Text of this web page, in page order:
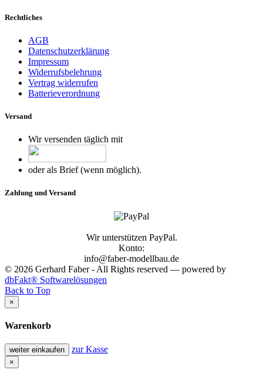
Rechtliches
AGB
Datenschutzerklärung
Impressum
Widerrufsbelehrung
Vertrag widerrufen
Batterieverordnung
Versand
Wir versenden täglich mit
oder als Brief (wenn möglich).
Zahlung und Versand
Wir unterstützen PayPal.
Konto:
info@faber-modellbau.de
© 2026 Gerhard Faber - All Rights reserved — powered by
dbFakt® Softwarelösungen
Back to Top
×
Warenkorb
weiter einkaufen zur Kasse
×